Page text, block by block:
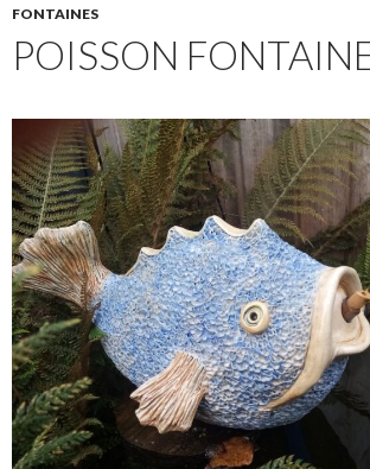
FONTAINES
POISSON